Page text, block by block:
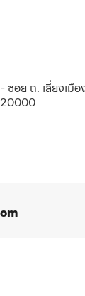
ซอย ถ. เลี่ยงเมื
20000